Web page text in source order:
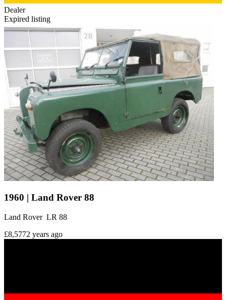
Dealer
Expired listing
1960 | Land Rover 88
Land Rover LR 88
£8,5772 years ago